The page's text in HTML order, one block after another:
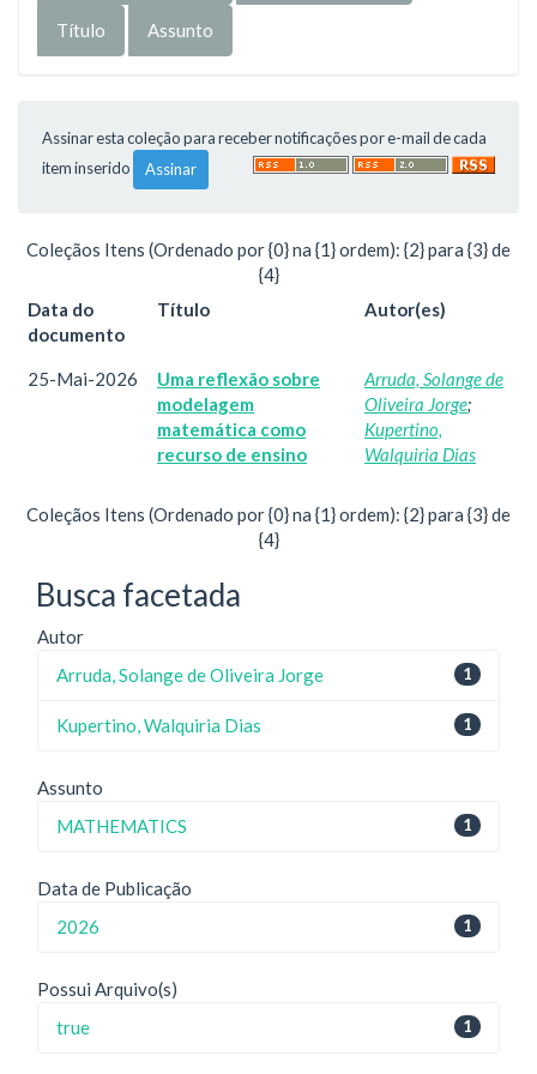
Assinar esta coleção para receber notificações por e-mail de cada
item inserido
Coleçãos Itens (Ordenado por {0} na {1} ordem): {2} para {3} de
{4}
Data do
documento
Título Autor(es)
25-Mai-2026
Uma reflexão sobre
modelagem
matemática como
recurso de ensino
Arruda, Solange de
Oliveira Jorge;
Kupertino,
Walquiria Dias
Coleçãos Itens (Ordenado por {0} na {1} ordem): {2} para {3} de
{4}
Busca facetada
Autor
1
Arruda, Solange de Oliveira Jorge
1
Kupertino, Walquiria Dias
Assunto
1
MATHEMATICS
Data de Publicação
1
2026
Possui Arquivo(s)
1
true